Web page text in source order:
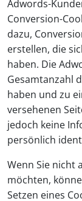
Adwords-
Conversion-
dazu,
erstellen, die
haben. Die
Gesamtanzahl
haben und zu
versehenen
jedoch keine
persönlich
Wenn Sie nicht
möchten,
Setzen eines